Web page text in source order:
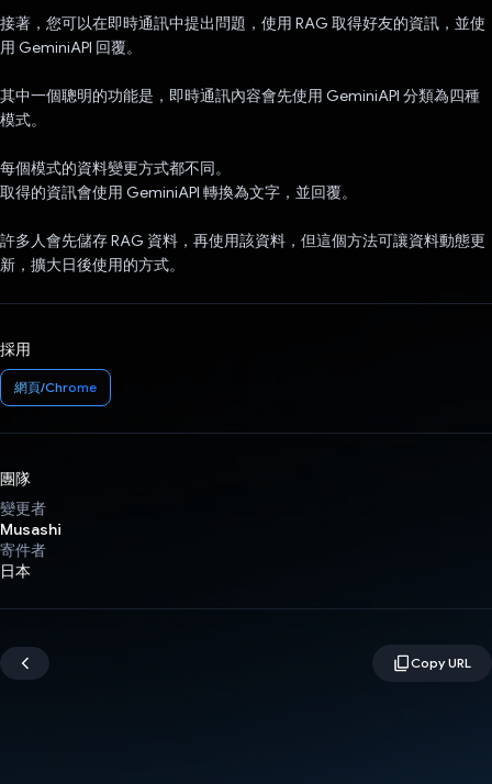
接著，您可以在即時通訊中提出問題，使用 RAG 取得好友的資訊，並使
用 GeminiAPI 回覆。
其中一個聰明的功能是，即時通訊內容會先使用 GeminiAPI 分類為四種
模式。
每個模式的資料變更方式都不同。
取得的資訊會使用 GeminiAPI 轉換為文字，並回覆。
許多人會先儲存 RAG 資料，再使用該資料，但這個方法可讓資料動態更
新，擴大日後使用的方式。
採用
網頁/Chrome
團隊
變更者
Musashi
寄件者
日本